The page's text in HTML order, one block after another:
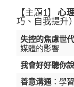
【主題1】 心
巧、自我提升）
失控的焦慮世
媒體的影響
我會好好聽你
善意溝通 ：學